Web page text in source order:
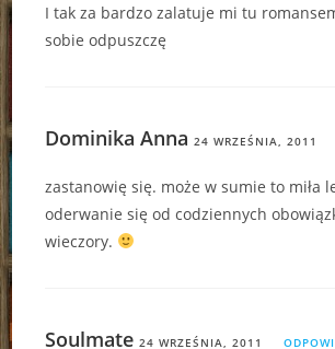
I tak za bardzo zalatuje mi tu
sobie odpuszczę
Dominika Anna 24 WRZEŚNIA, 2011
zastanowię się. może w sumie to miła
oderwanie się od codziennych
wieczory.
Soulmate 24 WRZEŚNIA, 2011